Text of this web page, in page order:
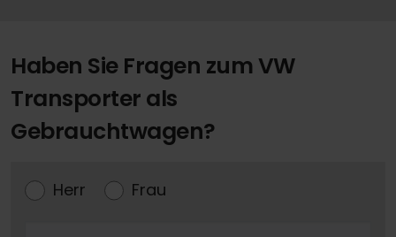
Haben Sie Fragen zum VW
Transporter als
Gebrauchtwagen?
Herr Frau